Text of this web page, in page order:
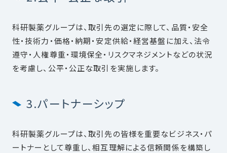
科研製薬グループは、取引先の選定に際して、品質・安全
性・技術力・価格・納期・安定供給・経営基盤に加え、法令
遵守・人権尊重・環境保全・リスクマネジメントなどの状況
を考慮し、公平・公正な取引を実施します。
3.パートナーシップ
科研製薬グループは、取引先の皆様を重要なビジネス・パ
ートナーとして尊重し、相互理解による信頼関係を構築し